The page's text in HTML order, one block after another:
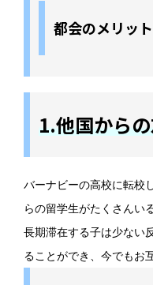
都会のメリット
1.他国から
バーナビーの高校に転校
らの留学生がたくさんい
長期滞在する子は少ない
ることができ、今でもお